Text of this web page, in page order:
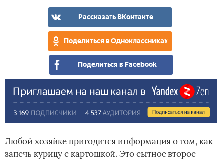
Рассказать ВКонтакте
Поделиться в Одноклассниках
Поделиться в Facebook
Любой хозяйке пригодится информация о том, как
запечь курицу с картошкой. Это сытное второе